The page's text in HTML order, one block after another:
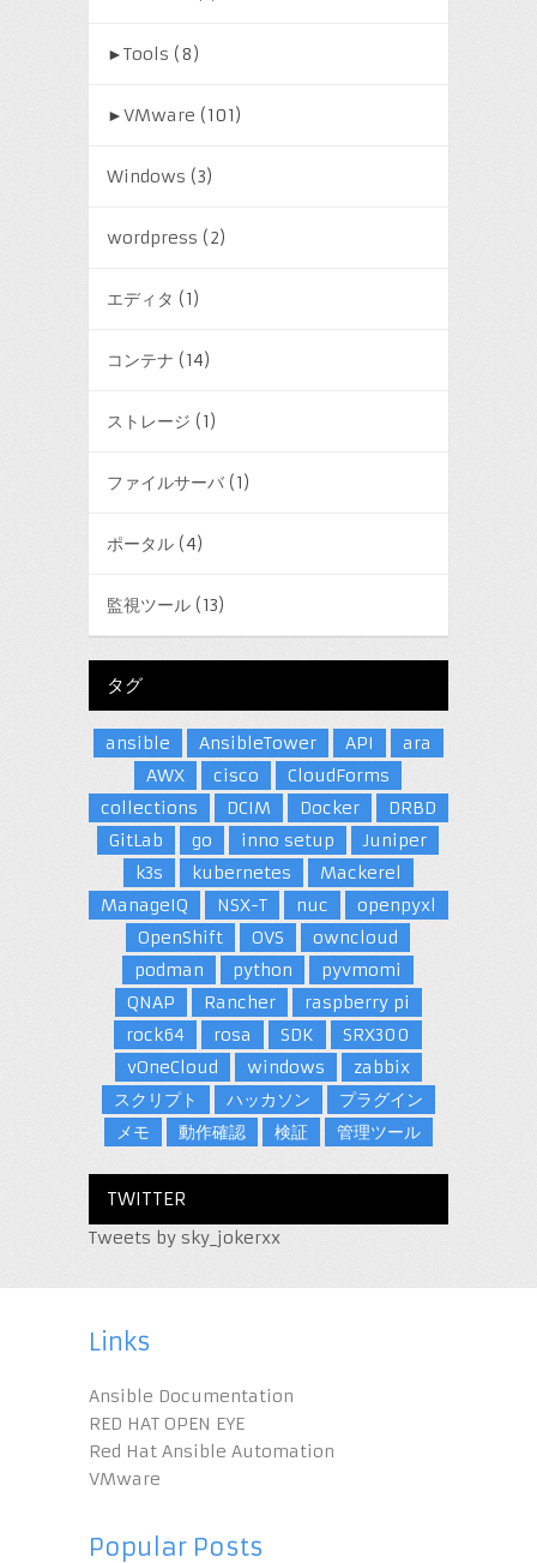
►Tools (8)
►VMware (101)
Windows (3)
wordpress (2)
エディタ (1)
コンテナ (14)
ストレージ (1)
ファイルサーバ(1)
ポータル(4)
監視ツール(13)
タグ
ansible AnsibleTower API
ara
AWX
cisco
CloudForms
collections
DCIM Docker
DRBD
GitLab
go inno setup
Juniper
k3s
kubernetes
Mackerel
ManageIQ
NSX-T nuc
openpyxl
OpenShift
OVS
owncloud
podman
python
pyvmomi
QNAP
Rancher
raspberry pi
rock64
rosa SDK
SRX300
vOneCloud
windows
zabbix
スクリプト
ハッカソン
プラグイン
メモ
動作確認 検証 管理ツール
TWITTER
Tweets by sky_jokerxx
Links
Ansible Documentation
RED HAT OPEN EYE
Red Hat Ansible Automation
VMware
Popular Posts